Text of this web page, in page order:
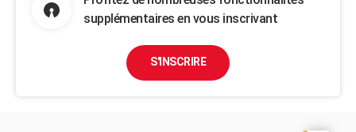
supplémentaires en vous inscrivant
S'INSCRIRE